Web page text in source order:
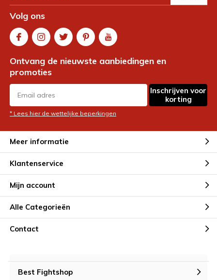
Volg ons
Ontvang de nieuwste aanbiedingen en
promoties
Inschrijven voor
korting
* Lees hier de wettelijke beperkingen
Meer informatie
Klantenservice
Mijn account
Alle Categorieën
Contact
Best Fightshop